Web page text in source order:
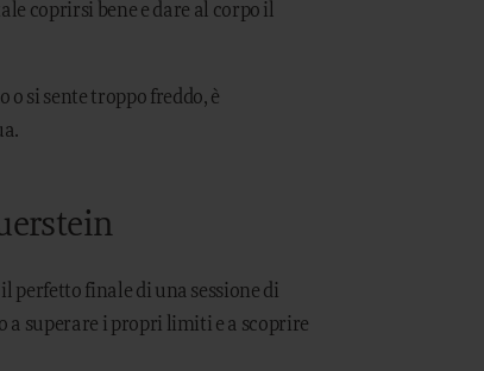
coprirsi bene e dare al corpo il
o si sente troppo freddo, è
perfetto finale di una sessione di
a superare i propri limiti e a scoprire